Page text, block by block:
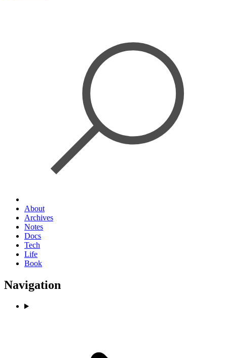
About
Archives
Notes
Docs
Tech
Life
Book
Navigation